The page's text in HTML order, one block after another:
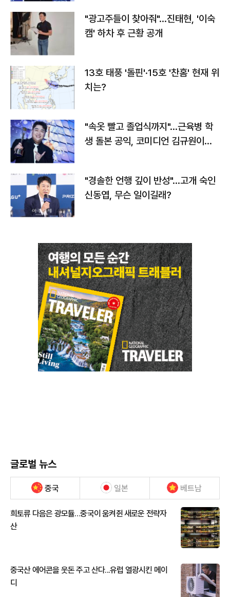
"광고주들이 찾아줘"…진태현, '이숙
캠' 하차 후 근황 공개
13호 태풍 '돌핀'·15호 '찬홈' 현재 위
치는?
"속옷 빨고 졸업식까지"…근육병 학
생 돌본 공익, 코미디언 김규원이었
"경솔한 언행 깊이 반성"…고개 숙인
신동엽, 무슨 일이길래?
글로벌 뉴스
중국 일본 베트남
희토류 다음은 광모듈…중국이 움켜쥔 새로운 전략자
산
중국산 에어콘을 웃돈 주고 산다...유럽 열광시킨 메이
디